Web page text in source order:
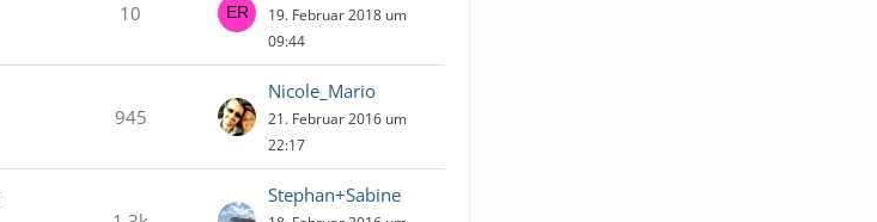
10
19. Februar 2018 um
09:44
945
Nicole_Mario
21. Februar 2016 um
22:17
Stephan+Sabine